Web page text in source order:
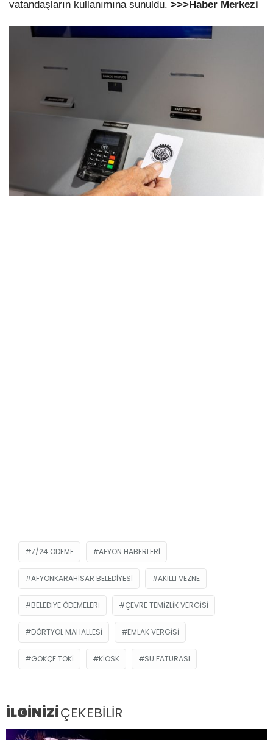
vatandaşların kullanımına sunuldu. >>>Haber Merkezi
7/24 ÖDEME AFYON HABERLERI
AFYONKARAHISAR BELEDIYESI AKILLI VEZNE
BELEDIYE ÖDEMELERI ÇEVRE TEMIZLIK VERGISI
DÖRTYOL MAHALLESI EMLAK VERGISI
GÖKÇE TOKİ KIOSK SU FATURASI
İLGİNİZİÇEKEBİLİR